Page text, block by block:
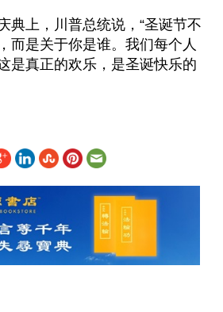
典上，川普总统说，“圣诞节不
而是关于你是谁。我们每个人
是真正的欢乐，是圣诞快乐的